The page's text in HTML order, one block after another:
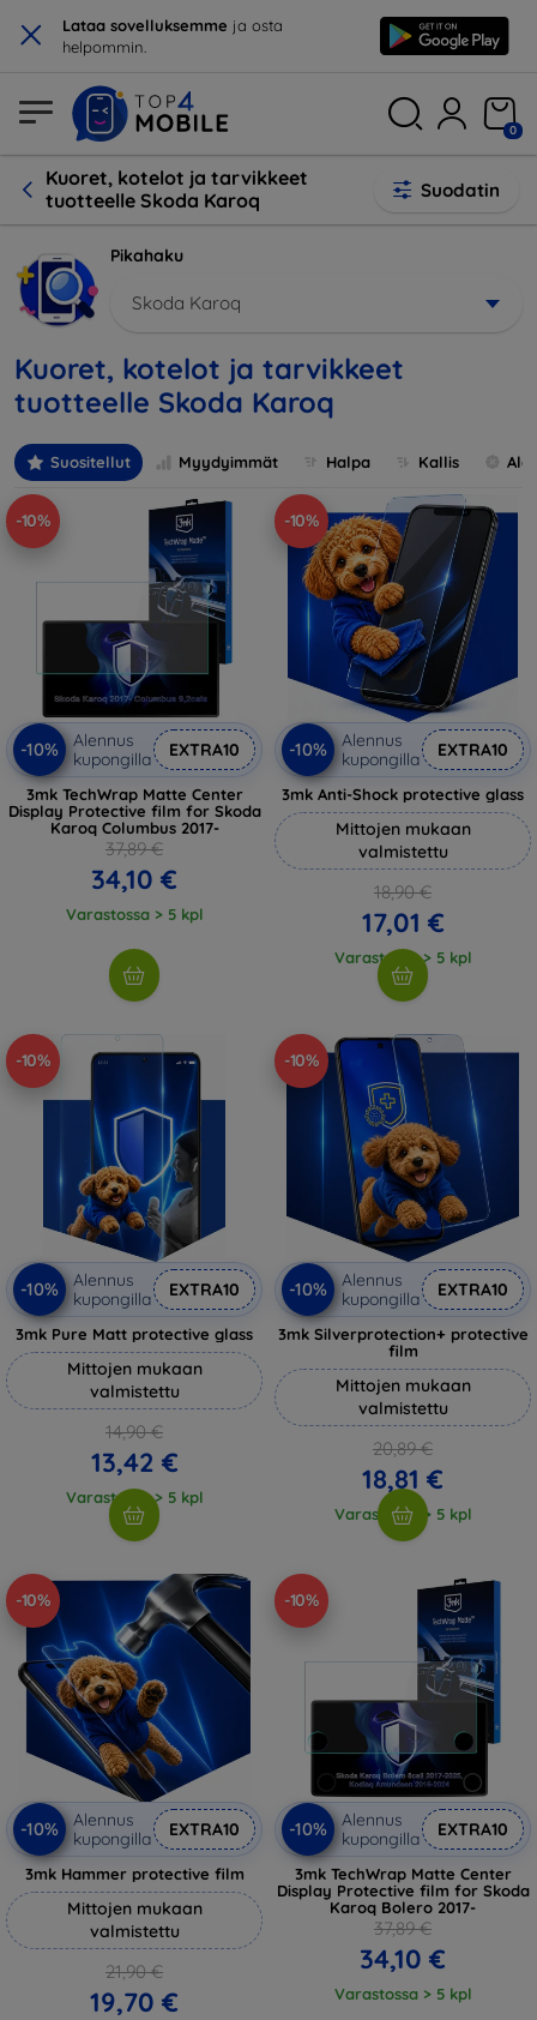
× Lataa sovelluksemme ja osta
helpommin.
0
Kuoret, kotelot ja tarvikkeet
tuotteelle Skoda Karoq
Suodatin
Pikahaku
Skoda Karoq
Kuoret, kotelot ja tarvikkeet
tuotteelle Skoda Karoq
Suositellut Myydyimmät Halpa Kallis
-10%
-10%
Alennus
kupongilla
EXTRA10
3mk TechWrap Matte Center
Display Protective film for Skoda
Karoq Columbus 2017-
37,89 €
34,10 €
Varastossa > 5 kpl
-10%
-10%
Alennus
kupongilla
EXTRA10
3mk Anti-Shock protective glass
Mittojen mukaan
valmistettu
18,90 €
17,01 €
Varastossa > 5 kpl
-10%
-10%
Alennus
kupongilla
EXTRA10
3mk Pure Matt protective glass
Mittojen mukaan
valmistettu
14,90 €
13,42 €
Varastossa > 5 kpl
-10%
-10%
Alennus
kupongilla
EXTRA10
3mk Silverprotection+ protective
film
Mittojen mukaan
valmistettu
20,89 €
18,81 €
Varastossa > 5 kpl
-10%
-10%
Alennus
kupongilla
EXTRA10
3mk Hammer protective film
Mittojen mukaan
valmistettu
21,90 €
19,70 €
-10%
-10%
Alennus
kupongilla
EXTRA10
3mk TechWrap Matte Center
Display Protective film for Skoda
Karoq Bolero 2017-
37,89 €
34,10 €
Varastossa > 5 kpl